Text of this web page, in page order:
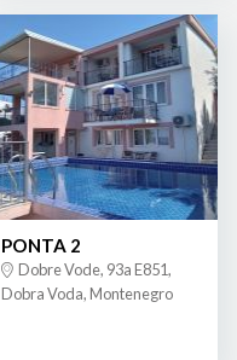
PONTA 2
Dobre Vode, 93a E851,
Dobra Voda, Montenegro